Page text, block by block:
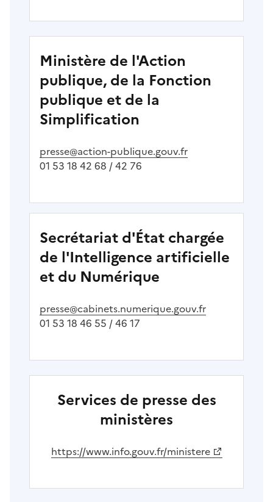
Ministère de l'Action
publique, de la Fonction
publique et de la
Simplification
presse@action-publique.gouv.fr
01 53 18 42 68 / 42 76
Secrétariat d'État chargée
de l'Intelligence artificielle
et du Numérique
presse@cabinets.numerique.gouv.fr
01 53 18 46 55 / 46 17
Services de presse des
ministères
(Ouvre une nouvelle fenêtre)
https://www.info.gouv.fr/ministere